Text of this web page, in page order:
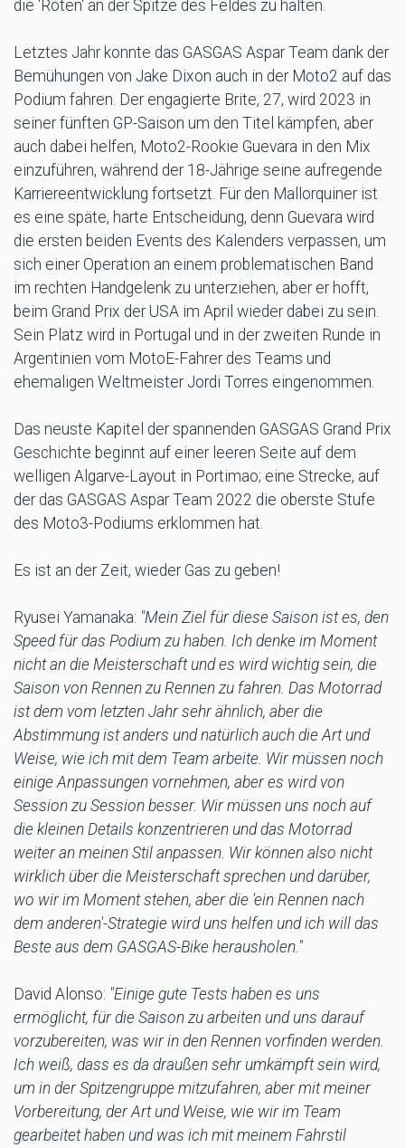
die 'Roten' an der Spitze des Feldes zu halten.
Letztes Jahr konnte das GASGAS Aspar Team dank der
Bemühungen von Jake Dixon auch in der Moto2 auf das
Podium fahren. Der engagierte Brite, 27, wird 2023 in
seiner fünften GP-Saison um den Titel kämpfen, aber
auch dabei helfen, Moto2-Rookie Guevara in den Mix
einzuführen, während der 18-Jährige seine aufregende
Karriereentwicklung fortsetzt. Für den Mallorquiner ist
es eine späte, harte Entscheidung, denn Guevara wird
die ersten beiden Events des Kalenders verpassen, um
sich einer Operation an einem problematischen Band
im rechten Handgelenk zu unterziehen, aber er hofft,
beim Grand Prix der USA im April wieder dabei zu sein.
Sein Platz wird in Portugal und in der zweiten Runde in
Argentinien vom MotoE-Fahrer des Teams und
ehemaligen Weltmeister Jordi Torres eingenommen.
Das neuste Kapitel der spannenden GASGAS Grand Prix
Geschichte beginnt auf einer leeren Seite auf dem
welligen Algarve-Layout in Portimao; eine Strecke, auf
der das GASGAS Aspar Team 2022 die oberste Stufe
des Moto3-Podiums erklommen hat.
Es ist an der Zeit, wieder Gas zu geben!
Ryusei Yamanaka: "Mein Ziel für diese Saison ist es, den
Speed für das Podium zu haben. Ich denke im Moment
nicht an die Meisterschaft und es wird wichtig sein, die
Saison von Rennen zu Rennen zu fahren. Das Motorrad
ist dem vom letzten Jahr sehr ähnlich, aber die
Abstimmung ist anders und natürlich auch die Art und
Weise, wie ich mit dem Team arbeite. Wir müssen noch
einige Anpassungen vornehmen, aber es wird von
Session zu Session besser. Wir müssen uns noch auf
die kleinen Details konzentrieren und das Motorrad
weiter an meinen Stil anpassen. Wir können also nicht
wirklich über die Meisterschaft sprechen und darüber,
wo wir im Moment stehen, aber die 'ein Rennen nach
dem anderen'-Strategie wird uns helfen und ich will das
Beste aus dem GASGAS-Bike herausholen."
David Alonso: "Einige gute Tests haben es uns
ermöglicht, für die Saison zu arbeiten und uns darauf
vorzubereiten, was wir in den Rennen vorfinden werden.
Ich weiß, dass es da draußen sehr umkämpft sein wird,
um in der Spitzengruppe mitzufahren, aber mit meiner
Vorbereitung, der Art und Weise, wie wir im Team
gearbeitet haben und was ich mit meinem Fahrstil